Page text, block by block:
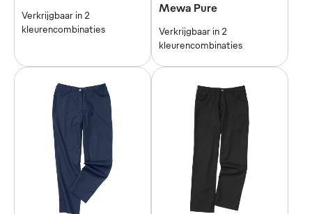
Verkrijgbaar in 2
kleurencombinaties
Mewa Pure
Verkrijgbaar in 2
kleurencombinaties